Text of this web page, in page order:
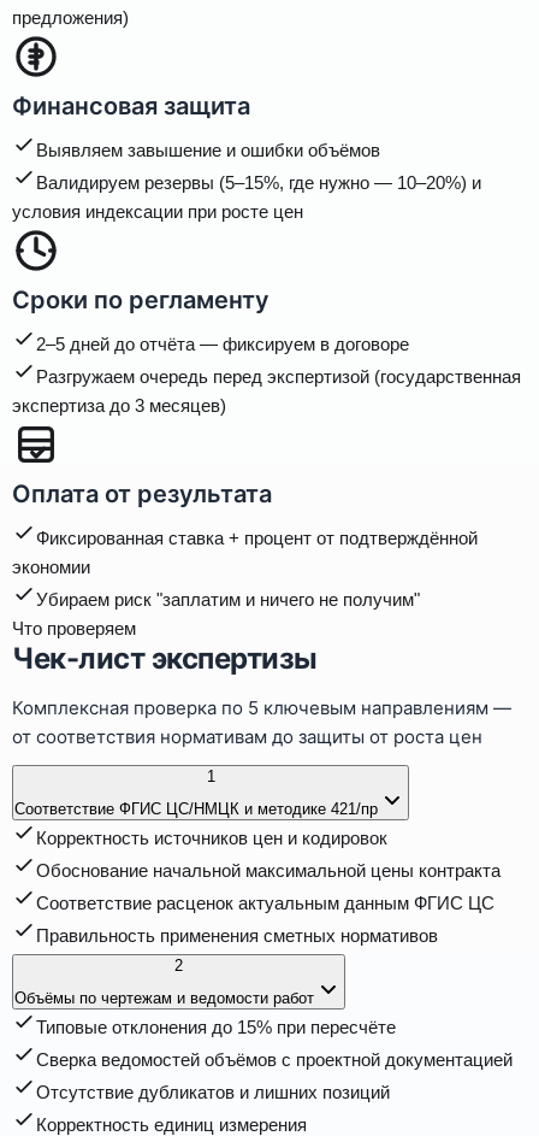
предложения)
Финансовая защита
Выявляем завышение и ошибки объёмов
Валидируем резервы (5–15%, где нужно — 10–20%) и
условия индексации при росте цен
Сроки по регламенту
2–5 дней до отчёта — фиксируем в договоре
Разгружаем очередь перед экспертизой (государственная
экспертиза до 3 месяцев)
Оплата от результата
Фиксированная ставка + процент от подтверждённой
экономии
Убираем риск "заплатим и ничего не получим"
Что проверяем
Чек-лист экспертизы
Комплексная проверка по 5 ключевым направлениям —
от соответствия нормативам до защиты от роста цен
1
Соответствие ФГИС ЦС/НМЦК и методике 421/пр
Корректность источников цен и кодировок
Обоснование начальной максимальной цены контракта
Соответствие расценок актуальным данным ФГИС ЦС
Правильность применения сметных нормативов
2
Объёмы по чертежам и ведомости работ
Типовые отклонения до 15% при пересчёте
Сверка ведомостей объёмов с проектной документацией
Отсутствие дубликатов и лишних позиций
Корректность единиц измерения